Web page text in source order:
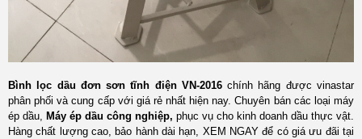
Bình lọc dầu đơn sơn tĩnh điện VN-2016chính hãng được vinastar
phân phối và cung cấp với giá rẻ nhất hiện nay. Chuyên bán các loại máy
ép dầu,
Máy ép dầu công nghiệp, phục vụ cho kinh doanh dầu thực vật.
Hàng chất lượng cao, bảo hành dài hạn, XEM NGAY để có giá ưu đãi tại